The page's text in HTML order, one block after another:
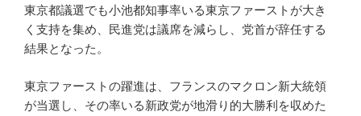
東京都議選でも小池都知事率いる東京ファーストが大き
く支持を集め、民進党は議席を減らし、党首が辞任する
結果となった。
東京ファーストの躍進は、フランスのマクロン新大統領
が当選し、その率いる新政党が地滑り的大勝利を収めた